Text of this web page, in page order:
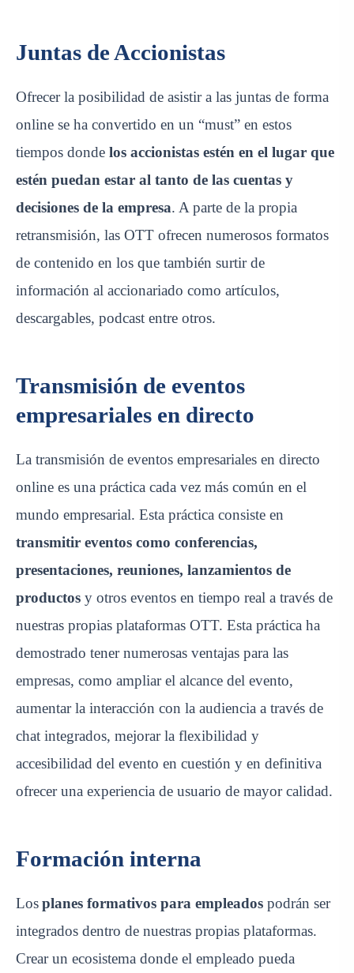
Juntas de Accionistas
Ofrecer la posibilidad de asistir a las juntas de forma
online se ha convertido en un “must” en estos
tiempos donde los accionistas estén en el lugar que
estén puedan estar al tanto de las cuentas y
decisiones de la empresa. A parte de la propia
retransmisión, las OTT ofrecen numerosos formatos
de contenido en los que también surtir de
información al accionariado como artículos,
descargables, podcast entre otros.
Transmisión de eventos
empresariales en directo
La transmisión de eventos empresariales en directo
online es una práctica cada vez más común en el
mundo empresarial. Esta práctica consiste en
transmitir eventos como conferencias,
presentaciones, reuniones, lanzamientos de
productos y otros eventos en tiempo real a través de
nuestras propias plataformas OTT. Esta práctica ha
demostrado tener numerosas ventajas para las
empresas, como ampliar el alcance del evento,
aumentar la interacción con la audiencia a través de
chat integrados, mejorar la flexibilidad y
accesibilidad del evento en cuestión y en definitiva
ofrecer una experiencia de usuario de mayor calidad.
Formación interna
Losplanes formativos para empleados podrán ser
integrados dentro de nuestras propias plataformas.
Crear un ecosistema donde el empleado pueda